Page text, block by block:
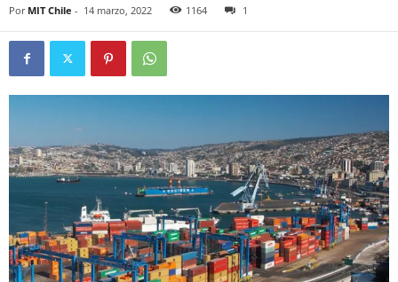
Por MIT Chile - 14 marzo, 2022 1164 1